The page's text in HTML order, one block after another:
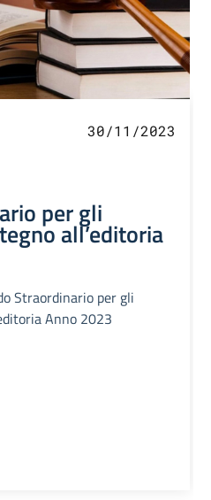
30/11/2023
per gli
all’editoria
Straordinario per gli
Anno 2023